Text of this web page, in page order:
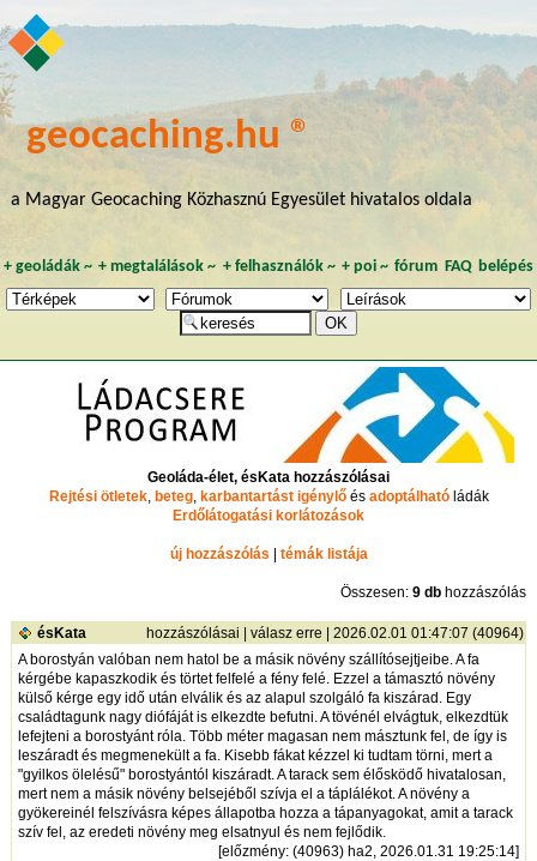
geocaching.hu ®
a Magyar Geocaching Közhasznú Egyesület hivatalos oldala
+ geoládák~ +megtalálások ~ + felhasználók~ + poi~ fórum FAQ belépés
Geoláda-élet, ésKata hozzászólásai
Rejtési ötletek, beteg, karbantartást igénylőés adoptálhatóládák
Erdőlátogatási korlátozások
új hozzászólás | témák listája
Összesen:9 db hozzászólás
ésKata hozzászólásai |válasz erre | 2026.02.01 01:47:07 (40964)
A borostyán valóban nem hatol be a másik növény szállítósejtjeibe. A fa
kérgébe kapaszkodik és törtet felfelé a fény felé. Ezzel a támasztó növény
külső kérge egy idő után elválik és az alapul szolgáló fa kiszárad. Egy
családtagunk nagy diófáját is elkezdte befutni. A tövénél elvágtuk, elkezdtük
lefejteni a borostyánt róla. Több méter magasan nem másztunk fel, de így is
leszáradt és megmenekült a fa. Kisebb fákat kézzel ki tudtam törni, mert a
"gyilkos ölelésű" borostyántól kiszáradt. A tarack sem élősködő hivatalosan,
mert nem a másik növény belsejéből szívja el a táplálékot. A növény a
gyökereinél felszívásra képes állapotba hozza a tápanyagokat, amit a tarack
szív fel, az eredeti növény meg elsatnyul és nem fejlődik.
[előzmény: (40963) ha2, 2026.01.31 19:25:14]